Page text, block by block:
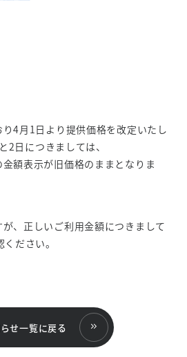
4月1日より提供価格を改定いたし
2日につきましては、
額表示が旧価格のままとなりま
、正しいご利用金額につきまして
ださい。
せ一覧に戻る